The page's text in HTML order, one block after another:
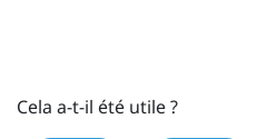
Cela a-t-il été utile ?